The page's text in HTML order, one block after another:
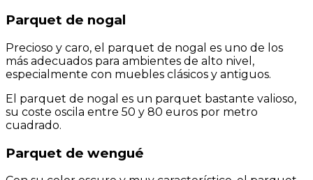
Parquet de nogal
Precioso y caro, el parquet de nogal es uno de los
más adecuados para ambientes de alto nivel,
especialmente con muebles clásicos y antiguos.
El parquet de nogal es un parquet bastante valioso,
su coste oscila entre 50 y 80 euros por metro
cuadrado.
Parquet de wengué